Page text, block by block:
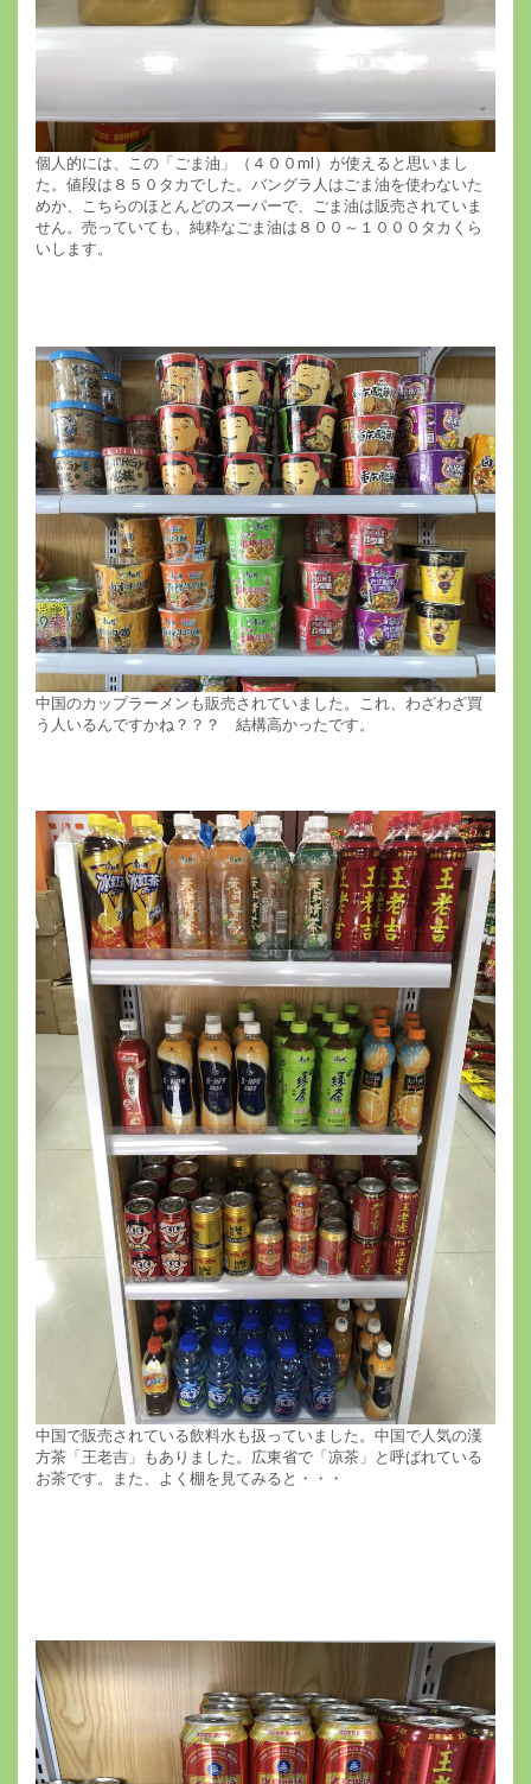
個人的には、この「ごま油」（４００ml）が使えると思いまし
た。値段は８５０タカでした。バングラ人はごま油を使わないた
めか、こちらのほとんどのスーパーで、ごま油は販売されていま
せん。売っていても、純粋なごま油は８００～１０００タカくら
いします。
中国のカップラーメンも販売されていました。これ、わざわざ買
う人いるんですかね？？？ 結構高かったです。
中国で販売されている飲料水も扱っていました。中国で人気の漢
方茶「王老吉」もありました。広東省で「凉茶」と呼ばれている
お茶です。また、よく棚を見てみると・・・